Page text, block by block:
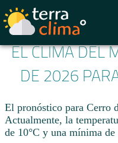
EL CLIMA DEL
DE 2026
El pronóstico para Cerro
Actualmente, la
de 10°C y una mínima de